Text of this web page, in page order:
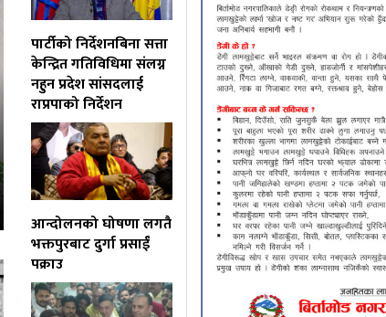
पार्टीको निर्देशनबिना सत्ता
केन्द्रित गतिविधिमा संलग्न
नहुन प्रदेश सांसदलाई
राप्रपाको निर्देशन
आन्दोलनको घोषणा लगतै
भक्तपुरबाट दुर्गा प्रसाईं
पक्राउ